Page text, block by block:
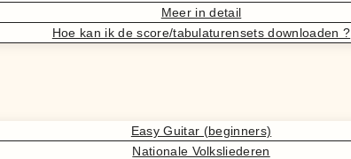
Meer in detail
Hoe kan ik de score/tabulaturensets downloaden ?
Easy Guitar (beginners)
Nationale Volksliederen